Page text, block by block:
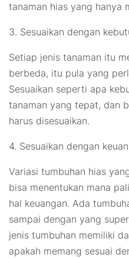
tanaman hias yang hanya
3. Sesuaikan dengan
Setiap jenis tanaman itu
berbeda, itu pula yang
Sesuaikan seperti apa
tanaman yang tepat, dan
harus disesuaikan.
4. Sesuaikan dengan
Variasi tumbuhan hias
bisa menentukan mana
hal keuangan. Ada
sampai dengan yang
jenis tumbuhan memiliki
apakah memang sesuai